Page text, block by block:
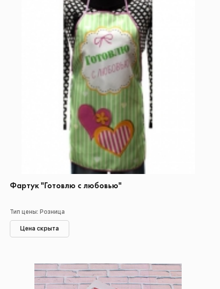
Фартук "Готовлю с любовью"
Тип цены: Розница
Цена скрыта